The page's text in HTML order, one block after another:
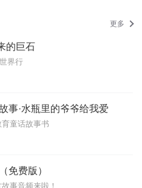
更多
的巨石
界行
事·水瓶里的爷爷给我爱
童话故事书
免费版）
事音频来啦！